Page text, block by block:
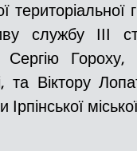
дружина
територіальної
службу ІІІ
Гороху,
Віктору